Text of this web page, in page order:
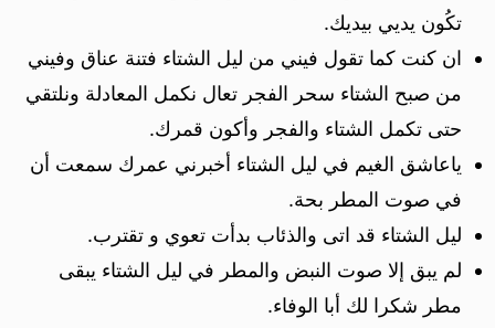
تكُون يديي بيديك.
ان كنت كما تقول فيني من ليل الشتاء فتنة عناق وفيني
من صبح الشتاء سحر الفجر تعال نكمل المعادلة ونلتقي
حتى تكمل الشتاء والفجر وأكون قمرك.
ياعاشق الغيم في ليل الشتاء أخبرني عمرك سمعت أن
في صوت المطر بحة.
ليل الشتاء قد اتى والذئاب بدأت تعوي و تقترب.
لم يبق إلا صوت النبض والمطر في ليل الشتاء يبقى
مطر شكرا لك أبا الوفاء.